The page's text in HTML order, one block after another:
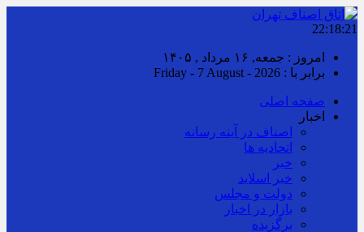
22:18:21
امروز : جمعه, ۱۶ مرداد , ۱۴۰۵
برابر با : Friday - 7 August - 2026
صفحه اصلی
اخبار
اصناف در آینه رسانه
اتحادیه ها
خبر
خبر اسلايد
دولت و مجلس
بازار در اخبار
برگزیده